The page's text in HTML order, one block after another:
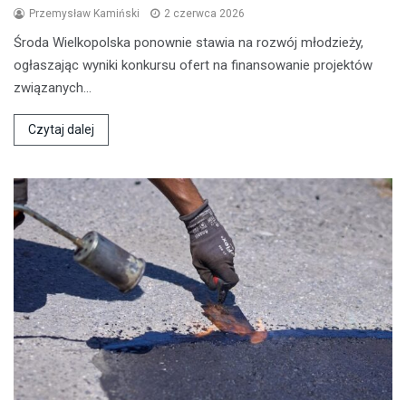
Przemysław Kamiński 2 czerwca 2026
Środa Wielkopolska ponownie stawia na rozwój młodzieży,
ogłaszając wyniki konkursu ofert na finansowanie projektów
związanych…
Czytaj dalej